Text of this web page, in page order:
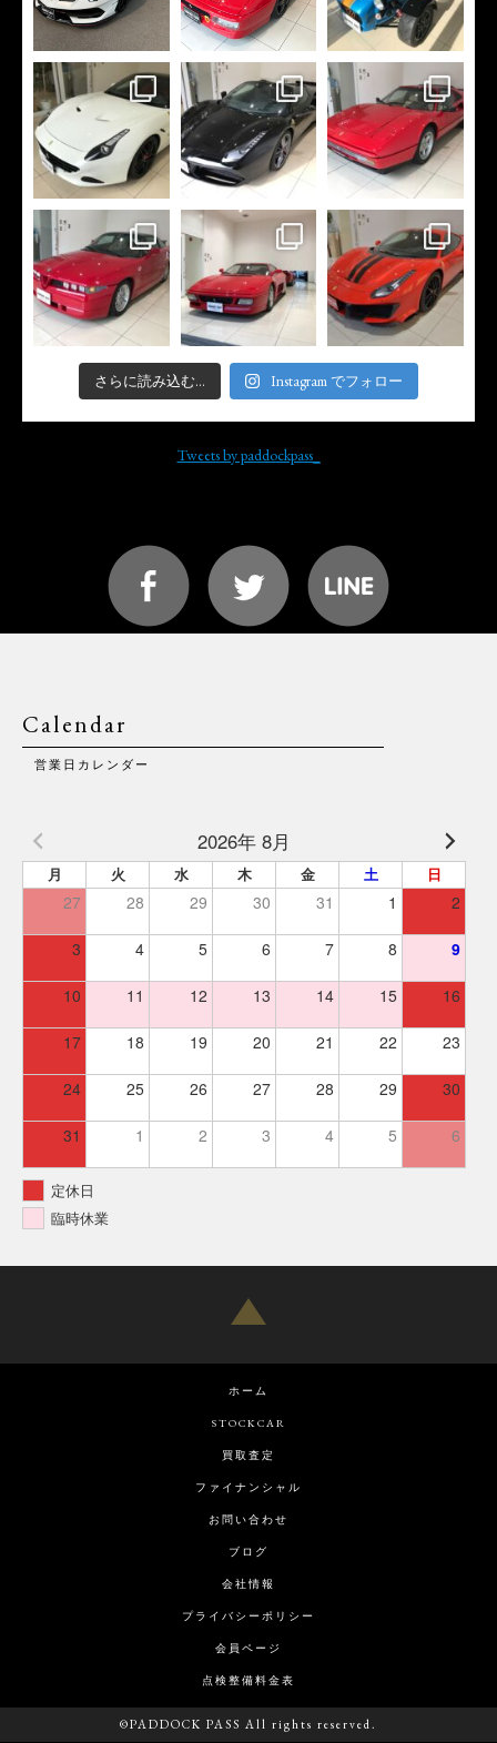
さらに読み込む... Instagram でフォロー
Tweets by paddockpass_
Calendar
営業日カレンダー
2026年 8月
月 火 水 木 金 土 日
27 28 29 30 31 1 2
3 4 5 6 7 8 9
10 11 12 13 14 15 16
17 18 19 20 21 22 23
24 25 26 27 28 29 30
31 1 2 3 4 5 6
定休日
臨時休業
ホーム
STOCKCAR
買取査定
ファイナンシャル
お問い合わせ
ブログ
会社情報
プライバシーポリシー
会員ページ
点検整備料金表
©PADDOCK PASS All rights reserved.